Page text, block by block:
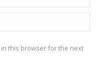
this browser for the next